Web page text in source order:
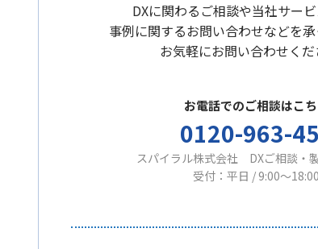
DXに関わるご相談や当社サービ
事例に関するお問い合わせなどを承
お気軽にお問い合わせくだ
お電話でのご相談はこ
0120-963-
スパイラル株式会社 DXご相談・
受付：平日 / 9:00〜18:00